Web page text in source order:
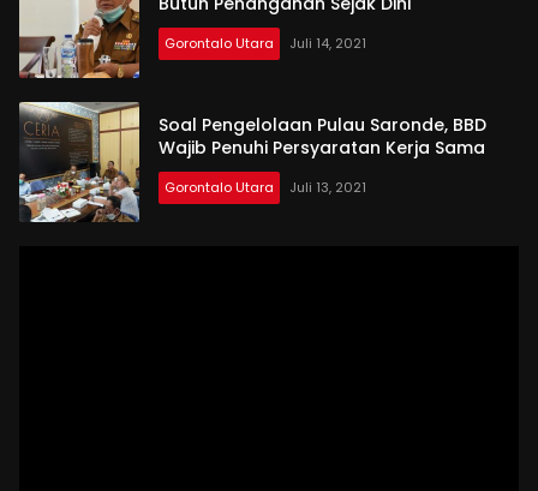
Gorontalo Utara Juli 14, 2021
Soal Pengelolaan Pulau Saronde, BBD
Wajib Penuhi Persyaratan Kerja Sama
Gorontalo Utara Juli 13, 2021